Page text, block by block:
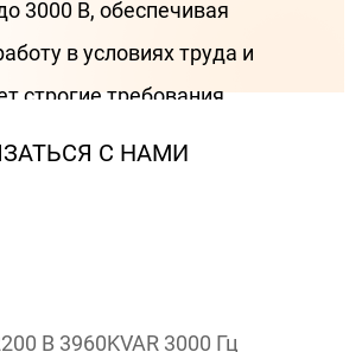
3000 В, обеспечивая
в условиях труда и
строгие требования
пластов
и
С НАМИ
В 3960KVAR 3000 Гц